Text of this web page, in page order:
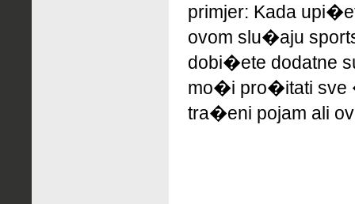
primjer: Kada
ovom slu�aju
dobi�ete dodatne
mo�i pro�itati sve
tra�eni pojam ali